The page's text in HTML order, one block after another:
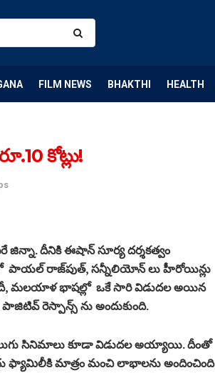
FILM NEWS BHAKTHI HEALTH
కోట్లు!
జిన్నా. దీనికి ఈషాన్‌ సూర్య దర్శకత్వం
పాయల్‌ రాజ్‌పుత్, సన్నీలియోన్‌ లు హీరోయిన్లు
మలయాళ భాషల్లో ఒకే సారి విడుదల అయిన
రెస్పాన్స్‌ ను అందుకుంది.
సినిమాలు కూడా విడుదల అయ్యాయి. దీంతో
ఫ్యామిలీకి మాత్రం మంచి లాభాలను అందించింది